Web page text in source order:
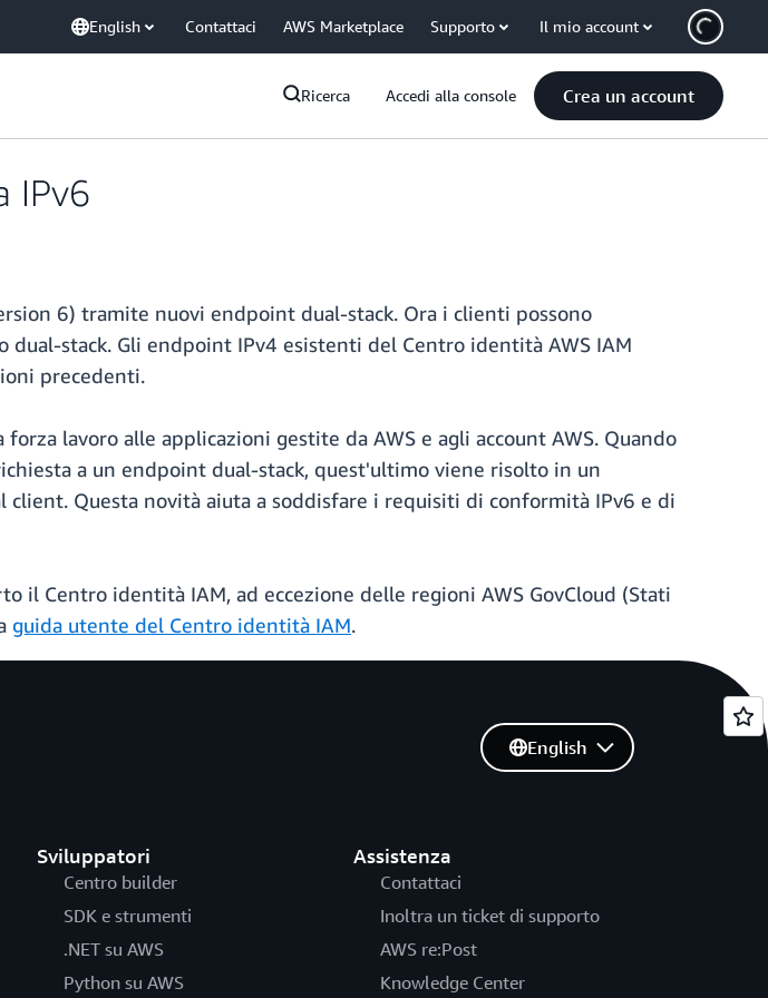
English Contattaci AWS Marketplace Supporto Il mio account
Ricerca Accedi alla console Crea un account
IPv6
6) tramite nuovi endpoint dual-stack. Ora i clienti possono
stack. Gli endpoint IPv4 esistenti del Centro identità AWS IAM
precedenti.
lavoro alle applicazioni gestite da AWS e agli account AWS. Quando
a un endpoint dual-stack, quest'ultimo viene risolto in un
Questa novità aiuta a soddisfare i requisiti di conformità IPv6 e di
il Centro identità IAM, ad eccezione delle regioni AWS GovCloud (Stati
guida utente del Centro identità IAM.
Sviluppatori
Centro builder
SDK e strumenti
.NET su AWS
Python su AWS
Assistenza
Contattaci
Inoltra un ticket di supporto
AWS re:Post
Knowledge Center
English